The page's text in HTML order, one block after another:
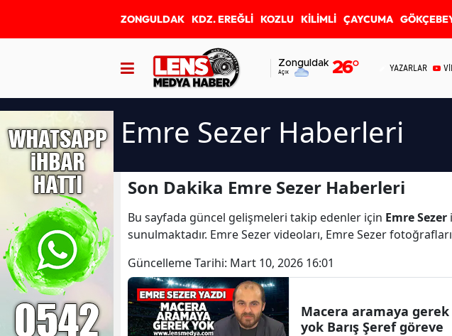
ZONGULDAK KDZ. EREĞLİ KOZLU KİLİMLİ ÇAYCUMA
Zonguldak
Açık 26° YAZARLAR
Emre Sezer Haberleri
Son Dakika Emre Sezer Haberleri
Bu sayfada güncel gelişmeleri takip edenler için Emre Sezer
sunulmaktadır. Emre Sezer videoları, Emre Sezer
Güncelleme Tarihi: Mart 10, 2026 16:01
Macera aramaya gerek
yok Barış Şeref göreve